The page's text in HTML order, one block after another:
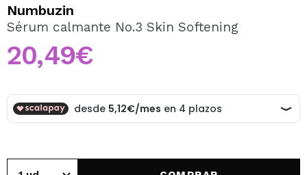
Al crear una cuenta en Maquillalia.com podrás realizar
tus compras rápidamente, revisar el estado de tus
pedidos y consultar tus operaciones anteriores.
CREAR CUENTA
Numbuzin
Sérum calmante No.3 Skin Softening
20,49€